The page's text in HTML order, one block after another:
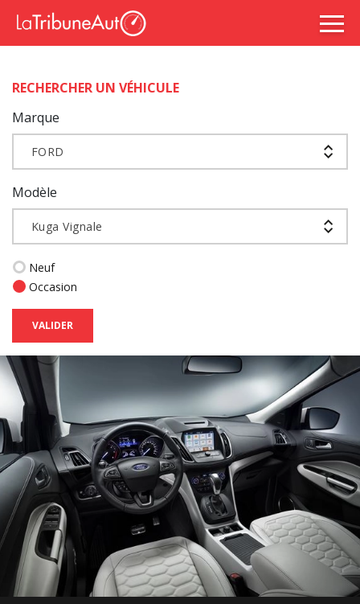
RECHERCHER UN VÉHICULE
Marque
FORD
Modèle
Kuga Vignale
Neuf
Occasion
VALIDER